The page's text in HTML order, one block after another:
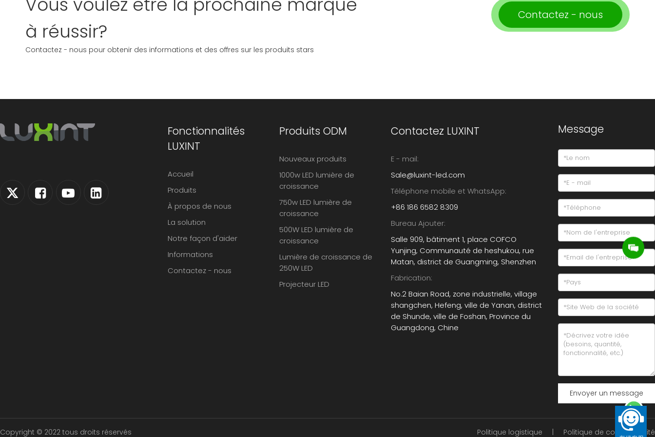
à réussir?
Contactez - nous pour obtenir des informations et des offres sur les produits stars
Contactez - nous
Fonctionnalités
LUXINT
Accueil
Produits
À propos de nous
La solution
Notre façon d'aider
Informations
Contactez - nous
Produits ODM
Nouveaux produits
1000w LED lumière de
croissance
750w LED lumière de
croissance
500W LED lumière de
croissance
Lumière de croissance de
250W LED
Projecteur LED
Contactez LUXINT
E - mail:
Sale@luxint-led.com
Téléphone mobile et WhatsApp:
+86 186 6582 8309
Bureau Ajouter:
Salle 909, bâtiment 1, place COFCO
Yunjing, Communauté de heshukou, rue
Matan, district de Guangming, Shenzhen
Fabrication:
No.2 Baian Road, zone industrielle, village
shangchen, Hefeng, ville de Yanan, district
de Shunde, ville de Foshan, Province du
Guangdong, Chine
Message
Envoyer un message
Copyright © 2022 tous droits réservés Politique logistique Politique de confidentialité